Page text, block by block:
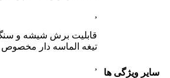
سایر ویژگی ها
,
قابلیت برش شیشه و سنگ
تیغه الماسه دار مخصوص
,